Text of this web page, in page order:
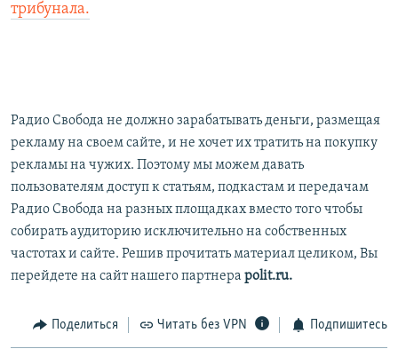
трибунала.
Радио Свобода не должно зарабатывать деньги, размещая
рекламу на своем сайте, и не хочет их тратить на покупку
рекламы на чужих. Поэтому мы можем давать
пользователям доступ к статьям, подкастам и передачам
Радио Свобода на разных площадках вместо того чтобы
собирать аудиторию исключительно на собственных
частотах и сайте. Решив прочитать материал целиком, Вы
перейдете на сайт нашего партнера polit.ru.
Поделиться Читать без VPN Подпишитесь